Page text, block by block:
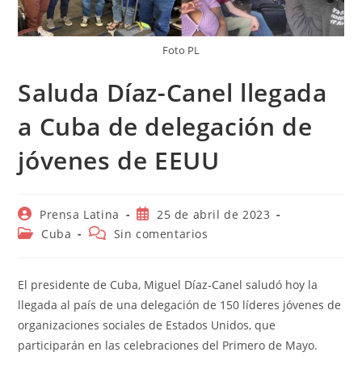
Foto PL
Saluda Díaz-Canel llegada
a Cuba de delegación de
jóvenes de EEUU
Autor
de
Prensa Latina
Publicación
de
25 de abril de 2023
Categoría
entrada:
Cuba
Comentarios
entrada:
Sin comentarios
El presidente de Cuba, Miguel Díaz-Canel saludó hoy la
llegada al país de una delegación de 150 líderes jóvenes de
organizaciones sociales de Estados Unidos, que
participarán en las celebraciones del Primero de Mayo.